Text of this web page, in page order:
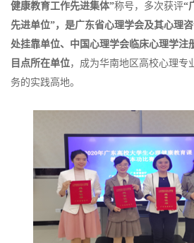
健康教育工作先进集体”称号，多次获评“
先进单位”，是广东省心理学会及其心理
处挂靠单位、中国心理学会临床心理学注
目点所在单位，成为华南地区高校心理专
务的实践高地。